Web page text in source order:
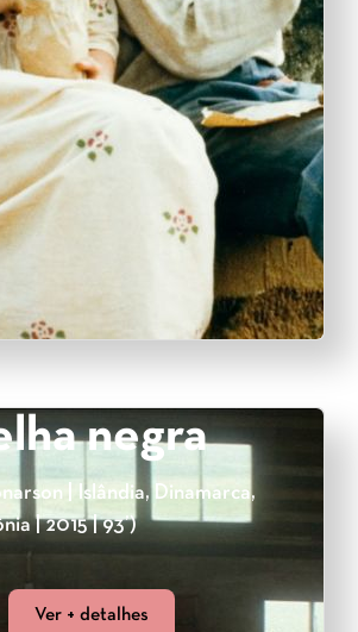
negra
| Islândia, Dinamarca,
| 2015 | 93’)
Ver + detalhes